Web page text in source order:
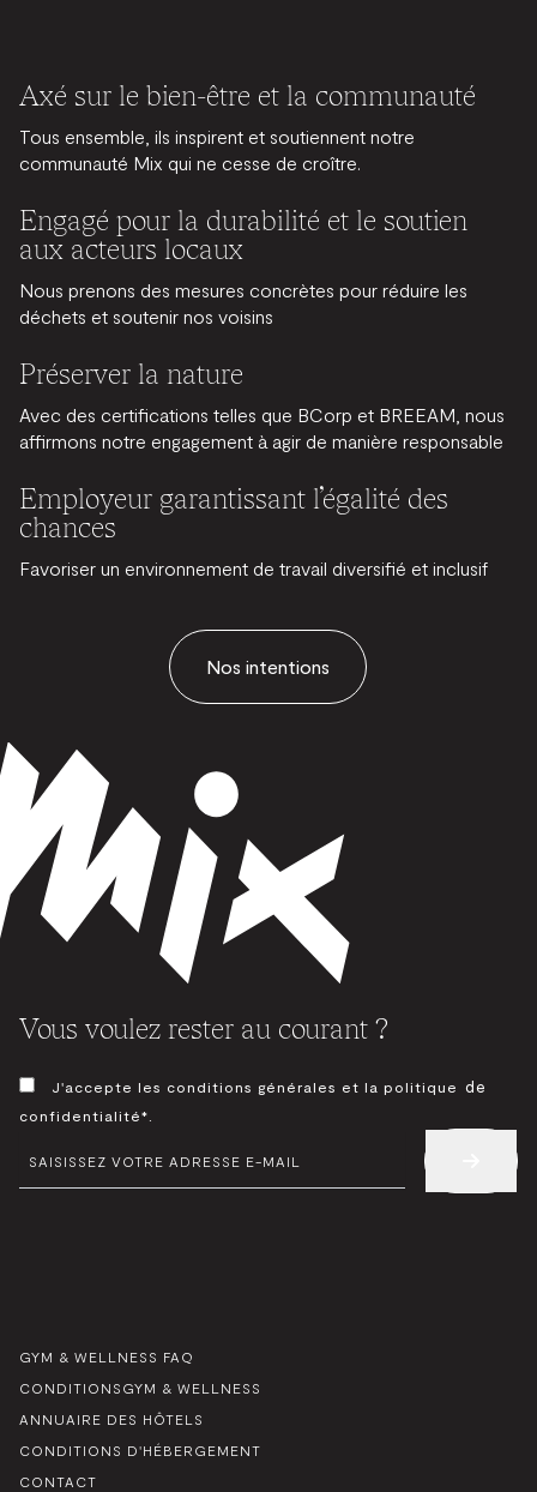
Axé sur le bien-être et la communauté
Tous ensemble, ils inspirent et soutiennent notre
communauté Mix qui ne cesse de croître.
Engagé pour la durabilité et le soutien
aux acteurs locaux
Nous prenons des mesures concrètes pour réduire les
déchets et soutenir nos voisins
Préserver la nature
Avec des certifications telles que BCorp et BREEAM, nous
affirmons notre engagement à agir de manière responsable
Employeur garantissant l’égalité des
chances
Favoriser un environnement de travail diversifié et inclusif
Nos intentions
Vous voulez rester au courant ?
CONSENTEMENT
J'accepte les conditions générales et la politique de
confidentialité*.
E-
MAIL
GYM & WELLNESS FAQ
CONDITIONSGYM & WELLNESS
ANNUAIRE DES HÔTELS
CONDITIONS D'HÉBERGEMENT
CONTACT